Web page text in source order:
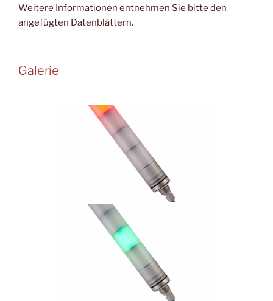
Weitere Informationen entnehmen Sie bitte den
angefügten Datenblättern.
Galerie